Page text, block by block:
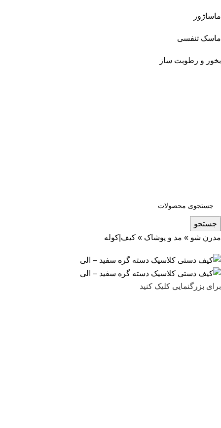
ماساژور
ماسک تنفسی
بخور و رطوبت ساز
جستجو
مدرن شو » مد و پوشاک » کیف|کوله
برای بزرگنمایی کلیک کنید